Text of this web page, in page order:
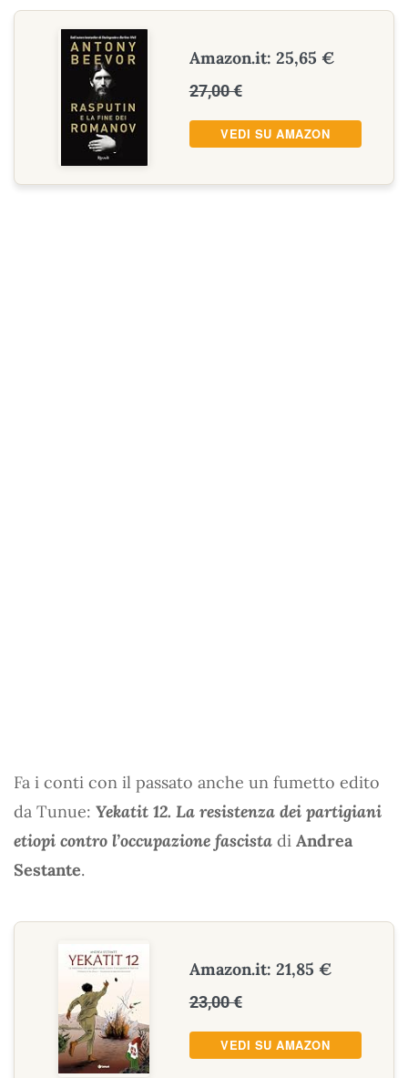
Amazon.it: 25,65 €
27,00 €
VEDI SU AMAZON
Fa i conti con il passato anche un fumetto edito
da Tunue: Yekatit 12. La resistenza dei partigiani
etiopi contro l’occupazione fascista di Andrea
Sestante.
Amazon.it: 21,85 €
23,00 €
VEDI SU AMAZON